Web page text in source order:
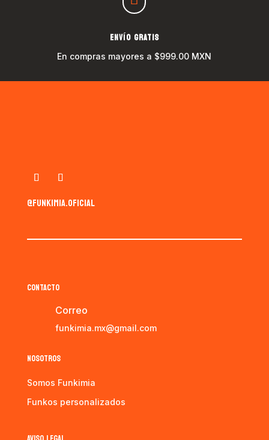
ENVÍO GRATIS
En compras mayores a $999.00 MXN
@funkimia.oficial
CONTACTO
Correo
funkimia.mx@gmail.com
NOSOTROS
Somos Funkimia
Funkos personalizados